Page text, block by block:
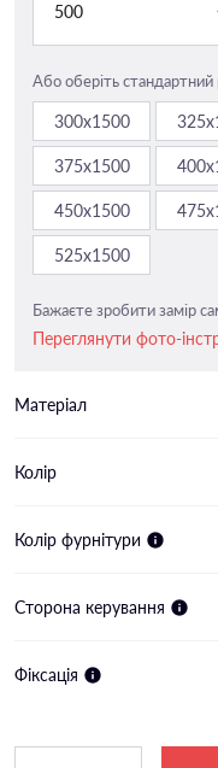
500
Або оберіть
300х1500
375х1500
450х1500
525х1500
Бажаєте зробити замір
Переглянути фото-
Матеріал
Колір
Колір фурнітури
Сторона керування
Фіксація